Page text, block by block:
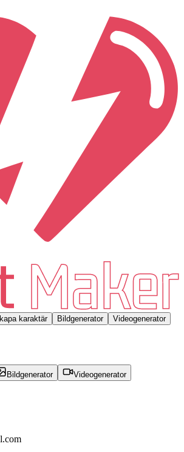
karaktär Bildgenerator
Videogenerator
Bildgenerator
Videogenerator